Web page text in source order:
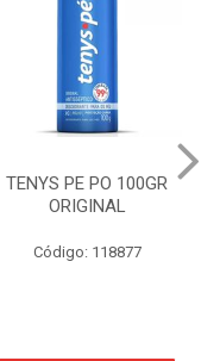
TENYS PE PO 100GR
ORIGINAL
Código: 118877